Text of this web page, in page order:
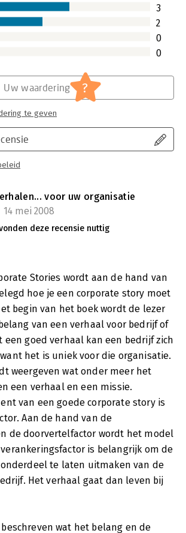
er zelf een kunt
3
2
0
0
Uw waardering ?
te geven
voor uw organisatie
14 mei 2008
deze recensie nuttig
Stories wordt aan de hand van
hoe je een corporate story moet
begin van het boek wordt de lezer
van een verhaal voor bedrijf of
een goed verhaal kan een bedrijf zich
het is uniek voor die organisatie.
weergeven wat onder meer het
een verhaal en een missie.
van een goede corporate story is
Aan de hand van de
de doorvertelfactor wordt het model
is belangrijk om de
te laten uitmaken van de
Het verhaal gaat dan leven bij
wat het belang en de